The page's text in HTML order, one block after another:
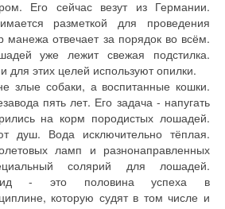
Его сейчас везут из Германии.
разметкой для проведения
манежа отвечает за порядок во всём.
уже лежит свежая подстилка.
для этих целей используют опилки.
злые собаки, а воспитанные кошки.
пять лет. Его задача - напугать
на корм породистых лошадей.
душ. Вода исключительно тёплая.
ламп и разнонаправленных
солярий для лошадей.
вид - это половина успеха в
которую судят в том числе и